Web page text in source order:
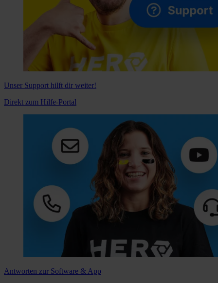
Unser Support hilft dir weiter!
Direkt zum Hilfe-Portal
Antworten zur Software & App